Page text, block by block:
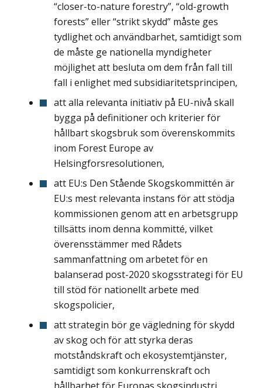
“closer-to-nature forestry”, “old-growth
forests” eller “strikt skydd” måste ges
tydlighet och användbarhet, samtidigt som
de måste ge nationella myndigheter
möjlighet att besluta om dem från fall till
fall i enlighet med subsidiaritetsprincipen,
att alla relevanta initiativ på EU-nivå skall
bygga på definitioner och kriterier för
hållbart skogsbruk som överenskommits
inom Forest Europe av
Helsingforsresolutionen,
att EU:s Den Stående Skogskommittén är
EU:s mest relevanta instans för att stödja
kommissionen genom att en arbetsgrupp
tillsätts inom denna kommitté, vilket
överensstämmer med Rådets
sammanfattning om arbetet för en
balanserad post-2020 skogsstrategi för EU
till stöd för nationellt arbete med
skogspolicier,
att strategin bör ge vägledning för skydd
av skog och för att styrka deras
motståndskraft och ekosystemtjänster,
samtidigt som konkurrenskraft och